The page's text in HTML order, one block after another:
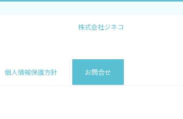
株式会社ジネコ
個人情報保護方針 お問合せ